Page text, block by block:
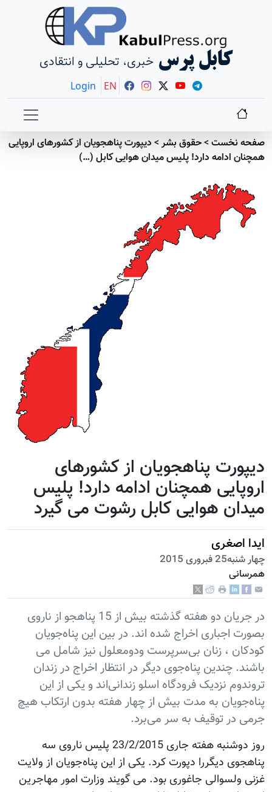
کابل پرس خبری، تحلیلی و انتقادی
Login EN
صفحه نخست>حقوق بشر> دیپورت پناهجویان از کشورهای اروپایی
همچنان ادامه دارد! پلیس میدان هوایی کابل (…)
دیپورت پناهجویان از کشورهای
اروپایی همچنان ادامه دارد! پلیس
میدان هوایی کابل رشوت می گیرد
ایدا اصغری
چهار شنبه25 فبروری 2015
همرسانی
در جریان دو هفته گذشته بیش از 15 پناهجو از ناروی
بصورت اجباری اخراج شده اند. در بین این پناه‌جویان
کودکان ، زنان بی‌سرپرست ودومعلول نیز شامل می
باشند. چندین پناه‌جوی دیگر در انتظار اخراج در زندان
تروندوم نزدیک فرودگاه اسلو زندانی‌اند و یکی از این
پناه‌جویان به مدت بیش از چهار هفته بدون ارتکاب هیچ
جرمی در توقیف به سر می‌برد.
روز دوشنبه هفته جاری 23/2/2015 پلیس ناروی سه
پناهجوی دیگررا دپورت کرد. یکی از این پناه‌جویان از ولایت
غزنی ولسوالی جاغوری بود. می گویند وزارت امور مهاجرین